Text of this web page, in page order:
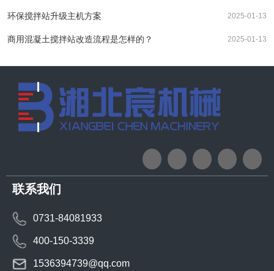
2025-01-13
环保搅拌站升级主机方案
2025-01-13
商用混凝土搅拌站改造流程是怎样的？
联系我们
0731-84081933
400-150-3339
1536394739@qq.com